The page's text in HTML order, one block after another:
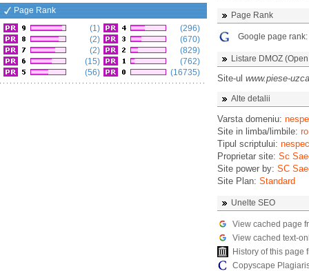
Page Rank
(1)
(2)
(2)
(15)
(56)
(296)
(670)
(829)
(762)
(16735)
Page Rank
Google page rank:
Listare DMOZ
Site-ul www.piese-
Alte detalii
Varsta domeniu:
Site in limba/limbile: ro
Tipul scriptului:
Proprietar site: Sc
Site power by: SC
Site Plan: Standard
Unelte SEO
View cached page
View cached text-
History of this page
Copyscape